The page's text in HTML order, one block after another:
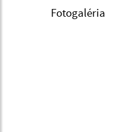
Fotogaléria